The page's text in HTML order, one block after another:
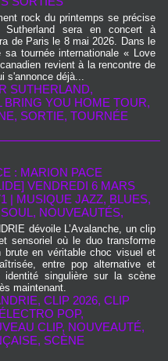
rock du printemps se précise
sera en concert à
de Paris le 8 mai 2026. Dans le
sa tournée internationale « Love
revient à la rencontre de
s'annonce déjà...
SUTHERLAND,
BRING YOU HOME TOUR,
, SORTIE, TOURNÉE
: MARION PACE
VENDREDI 6 MARS
| MUSIQUE JAZZ, BLUES,
NOUVEAUTÉS,
dévoile L’Avalanche, un clip
sensoriel où le duo transforme
brute en véritable choc visuel et
entre pop alternative et
identité singulière sur la scène
maintenant.
, CLIP 2026, CLIP
ÉLECTRO POP,
CLIP, NOUVEAUTÉ,
, SCÈNE